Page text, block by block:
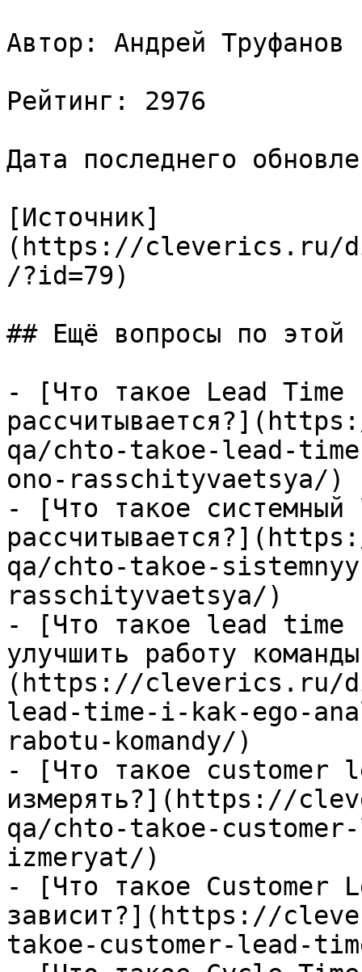
Автор: Андрей Труфанов
Рейтинг: 2976
Дата последнего
[Источник]
(https://cleverics.ru/
/?id=79)
## Ещё вопросы по этой
- [Что такое Lead Time
qa/chto-takoe-lead-
ono-rasschityvaetsya/)
- [Что такое
qa/chto-takoe-
rasschityvaetsya/)
- [Что такое lead time
улучшить работу
(https://cleverics.ru/
lead-time-i-kak-ego-
rabotu-komandy/)
- [Что такое customer
измерять?](https://
qa/chto-takoe-
izmeryat/)
- [Что такое Customer
зависит?](https://
takoe-customer-lead-